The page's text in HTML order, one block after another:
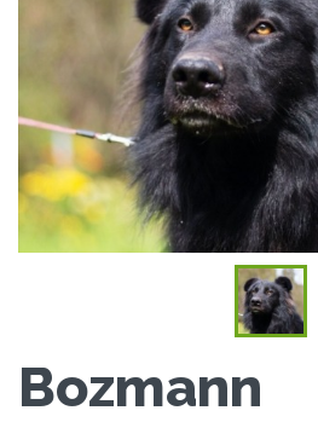
Bozmann